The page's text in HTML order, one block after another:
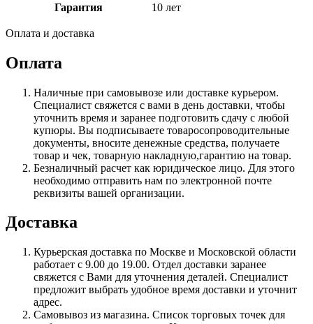
Гарантия 10 лет
Оплата и доставка
Оплата
Наличные при самовывозе или доставке курьером.
Специалист свяжется с вами в день доставки, чтобы
уточнить время и заранее подготовить сдачу с любой
купюры. Вы подписываете товаросопроводительные
документы, вносите денежные средства, получаете
товар и чек, товарную накладную,гарантию на товар.
Безналичный расчет как юридическое лицо. Для этого
необходимо отправить нам по электронной почте
реквизиты вашей организации.
Доставка
Курьерская доставка по Москве и Московской области
работает с 9.00 до 19.00. Отдел доставки заранее
свяжется с Вами для уточнения деталей. Специалист
предложит выбрать удобное время доставки и уточнит
адрес.
Самовывоз из магазина. Список торговых точек для